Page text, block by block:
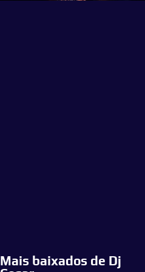
Mais baixados de Dj